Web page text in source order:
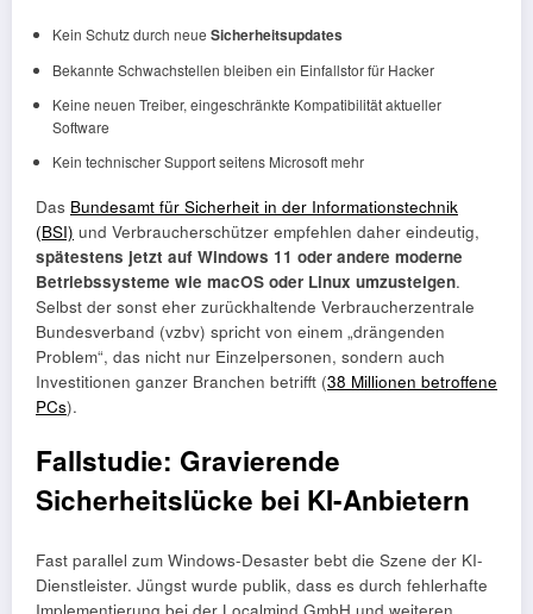
Kein Schutz durch neue Sicherheitsupdates
Bekannte Schwachstellen bleiben ein Einfallstor für Hacker
Keine neuen Treiber, eingeschränkte Kompatibilität aktueller
Software
Kein technischer Support seitens Microsoft mehr
Das Bundesamt für Sicherheit in der Informationstechnik
(BSI) und Verbraucherschützer empfehlen daher eindeutig,
spätestens jetzt auf Windows 11 oder andere moderne
Betriebssysteme wie macOS oder Linux umzusteigen.
Selbst der sonst eher zurückhaltende Verbraucherzentrale
Bundesverband (vzbv) spricht von einem „drängenden
Problem“, das nicht nur Einzelpersonen, sondern auch
Investitionen ganzer Branchen betrifft (38 Millionen betroffene
PCs).
Fallstudie: Gravierende
Sicherheitslücke bei KI-Anbietern
Fast parallel zum Windows-Desaster bebt die Szene der KI-
Dienstleister. Jüngst wurde publik, dass es durch fehlerhafte
Implementierung bei der Localmind GmbH und weiteren